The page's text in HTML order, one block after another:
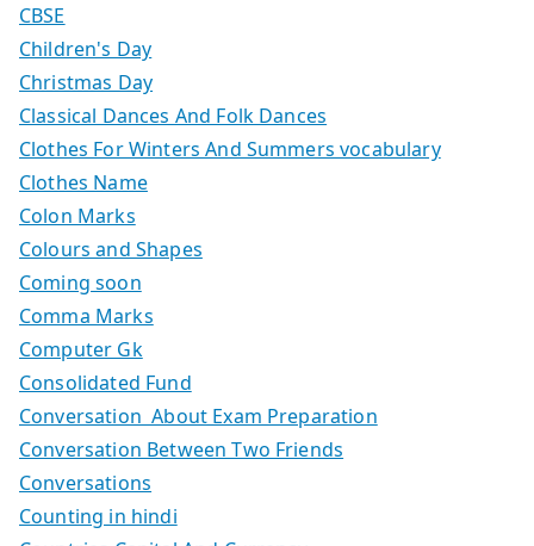
CBSE
Children's Day
Christmas Day
Classical Dances And Folk Dances
Clothes For Winters And Summers vocabulary
Clothes Name
Colon Marks
Colours and Shapes
Coming soon
Comma Marks
Computer Gk
Consolidated Fund
Conversation About Exam Preparation
Conversation Between Two Friends
Conversations
Counting in hindi